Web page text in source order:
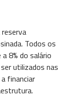
Todos os
8% do salário
utilizados nas
financiar